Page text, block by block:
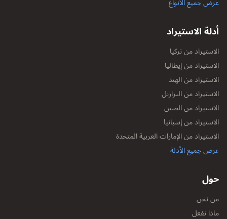
أدلة الاستيراد
الاستيراد من تركيا
الاستيراد من إيطاليا
الاستيراد من الهند
الاستيراد من البرازيل
الاستيراد من الصين
الاستيراد من إسبانيا
الاستيراد من الإمارات العربية المتحدة
عرض جميع الأدلة
حول
من نحن
ماذا نفعل